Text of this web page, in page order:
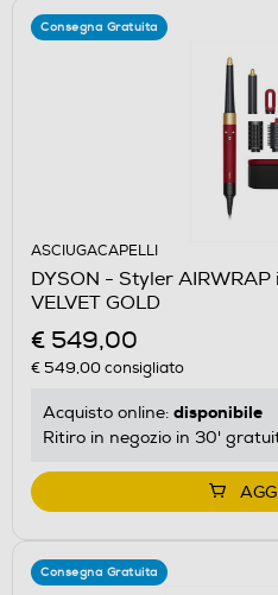
Consegna Gratuita
ASCIUGACAPELLI
DYSON - Styler AIRWRAP
VELVET GOLD
€ 549,00
€ 549,00consigliato
Acquisto online: disponibile
Ritiro in negozio in 30'
Consegna Gratuita